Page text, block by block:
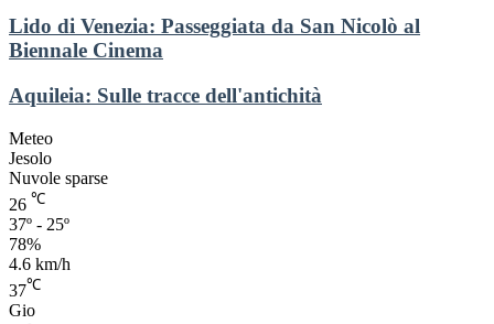
Lido
di
Venezia:
da
Nicolò
al
Biennale
Cinema
Lido di Venezia: Passeggiata da San Nicolò al
Biennale Cinema
Aquileia:
Sulle
tracce
dell'antichità
Aquileia: Sulle tracce dell'antichità
Meteo
Jesolo
Nuvole sparse
26 ℃
37º - 25º
78%
4.6 km/h
37℃
Gio